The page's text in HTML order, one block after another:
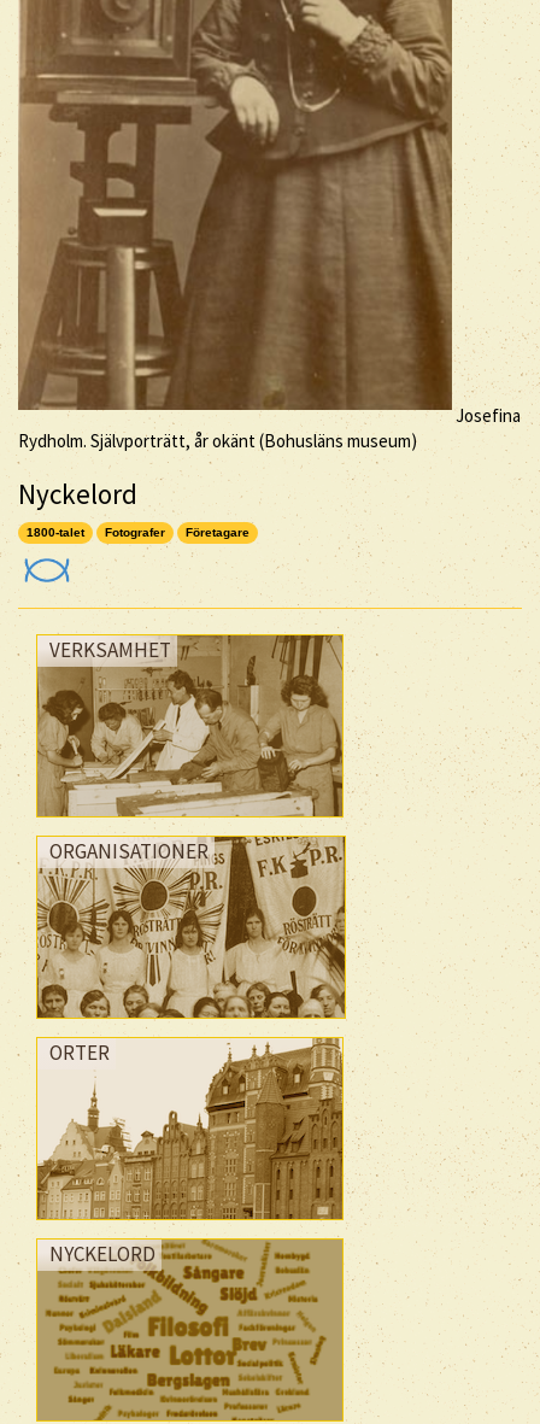
Josefina
Rydholm. Självporträtt, år okänt (Bohusläns museum)
Nyckelord
1800-talet Fotografer Företagare
VERKSAMHET
ORGANISATIONER
ORTER
NYCKELORD